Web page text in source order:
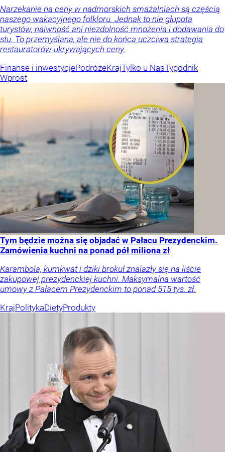
Narzekanie na ceny w nadmorskich smażalniach są częścią
naszego wakacyjnego folkloru. Jednak to nie głupota
turystów, naiwność ani niezdolność mnożenia i dodawania do
stu. To przemyślana, ale nie do końca uczciwa strategia
restauratorów ukrywających ceny.
Finanse i inwestycjePodróżeKrajTylko u NasTygodnik
Wprost
Tym będzie można się objadać w Pałacu Prezydenckim.
Zamówienia kuchni na ponad pół miliona zł
Karambola, kumkwat i dziki brokuł znalazły się na liście
zakupowej prezydenckiej kuchni. Maksymalna wartość
umowy z Pałacem Prezydenckim to ponad 515 tys. zł.
KrajPolitykaDietyProdukty